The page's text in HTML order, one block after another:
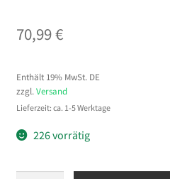
70,99€
Enthält 19% MwSt. DE
zzgl. Versand
Lieferzeit: ca. 1-5 Werktage
226 vorrätig